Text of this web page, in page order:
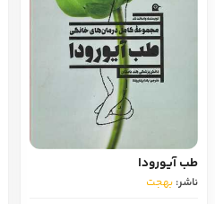
طب آیورودا
ناشر: بهجت